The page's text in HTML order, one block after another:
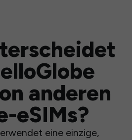
anderen
eSIMs?
eine einzige,